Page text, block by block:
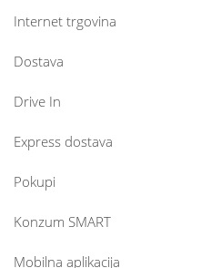
Internet trgovina
Dostava
Drive In
Express dostava
Pokupi
Konzum SMART
Mobilna aplikacija